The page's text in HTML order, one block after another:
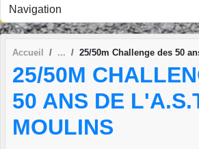
Accueil 25/50m Challenge des 50
25/50M
50 ANS DE
MOULINS